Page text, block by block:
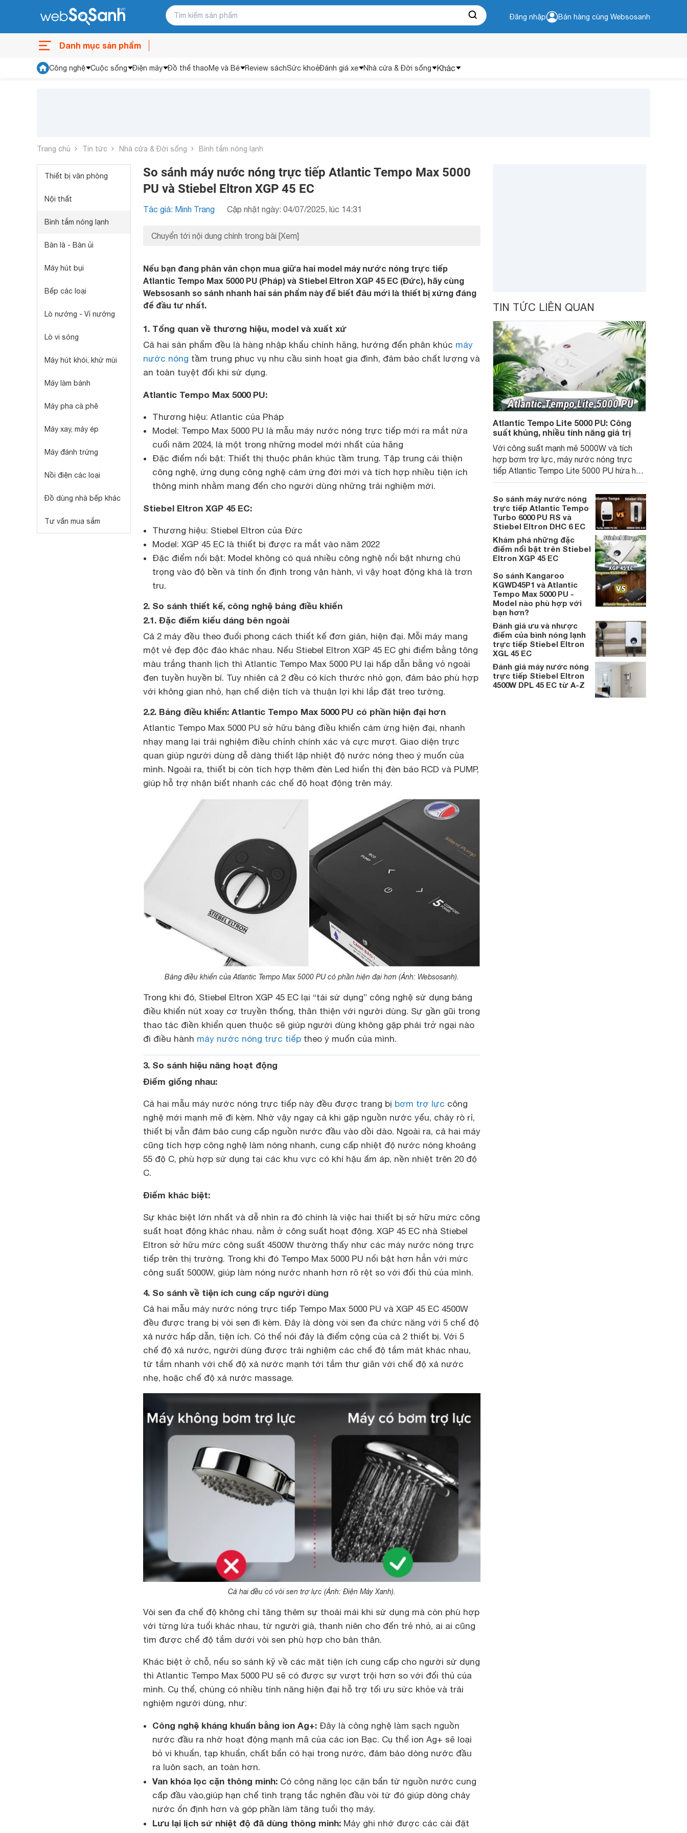
Đăng nhập Bán hàng cùng Websosanh
Danh mục sản phẩm
Công nghệ Cuộc sống Điện máy Đồ thể thaoMẹ và Bé Review sáchSức khoẻĐánh giá xe Nhà cửa & Đời sống Khác
Trang chủ Tin tức Nhà cửa & Đời sống Bình tắm nóng lạnh
Thiết bị văn phòng
Nội thất
Bình tắm nóng lạnh
Bàn là - Bàn ủi
Máy hút bụi
Bếp các loại
Lò nướng - Vỉ nướng
Lò vi sóng
Máy hút khói, khử mùi
Máy làm bánh
Máy pha cà phê
Máy xay, máy ép
Máy đánh trứng
Nồi điện các loại
Đồ dùng nhà bếp khác
Tư vấn mua sắm
So sánh máy nước nóng trực tiếp Atlantic Tempo Max 5000
PU và Stiebel Eltron XGP 45 EC
Tác giả: Minh Trang Cập nhật ngày: 04/07/2025, lúc 14:31
Chuyển tới nội dung chính trong bài [Xem]
Nếu bạn đang phân vân chọn mua giữa hai model máy nước nóng trực tiếp
Atlantic Tempo Max 5000 PU (Pháp) và Stiebel Eltron XGP 45 EC (Đức), hãy cùng
Websosanh so sánh nhanh hai sản phẩm này để biết đâu mới là thiết bị xứng đáng
để đầu tư nhất.
1. Tổng quan về thương hiệu, model và xuất xứ
Cả hai sản phẩm đều là hàng nhập khẩu chính hãng, hướng đến phân khúc máy
nước nóng tầm trung phục vụ nhu cầu sinh hoạt gia đình, đảm bảo chất lượng và
an toàn tuyệt đối khi sử dụng.
Atlantic Tempo Max 5000 PU:
Thương hiệu: Atlantic của Pháp
Model: Tempo Max 5000 PU là mẫu máy nước nóng trực tiếp mới ra mắt nửa
cuối năm 2024, là một trong những model mới nhất của hãng
Đặc điểm nổi bật: Thiết thị thuộc phân khúc tầm trung. Tập trung cải thiện
công nghệ, ứng dụng công nghệ cảm ứng đời mới và tích hợp nhiều tiện ích
thông minh nhằm mang đến cho người dùng những trải nghiệm mới.
Stiebel Eltron XGP 45 EC:
Thương hiệu: Stiebel Eltron của Đức
Model: XGP 45 EC là thiết bị được ra mắt vào năm 2022
Đặc điểm nổi bật: Model không có quá nhiều công nghệ nổi bật nhưng chú
trọng vào độ bền và tính ổn định trong vận hành, vì vậy hoạt động khá là trơn
tru.
2. So sánh thiết kế, công nghệ bảng điều khiển
2.1. Đặc điểm kiểu dáng bên ngoài
Cả 2 máy đều theo đuổi phong cách thiết kế đơn giản, hiện đại. Mỗi máy mang
một vẻ đẹp độc đáo khác nhau. Nếu Stiebel Eltron XGP 45 EC ghi điểm bằng tông
màu trắng thanh lịch thì Atlantic Tempo Max 5000 PU lại hấp dẫn bằng vỏ ngoài
đen tuyền huyền bí. Tuy nhiên cả 2 đều có kích thước nhỏ gọn, đảm bảo phù hợp
với không gian nhỏ, hạn chế diện tích và thuận lợi khi lắp đặt treo tường.
2.2. Bảng điều khiển: Atlantic Tempo Max 5000 PU có phần hiện đại hơn
Atlantic Tempo Max 5000 PU sở hữu bảng điều khiển cảm ứng hiện đại, nhanh
nhạy mang lại trải nghiệm điều chỉnh chính xác và cực mượt. Giao diện trực
quan giúp người dùng dễ dàng thiết lập nhiệt độ nước nóng theo ý muốn của
mình. Ngoài ra, thiết bị còn tích hợp thêm đèn Led hiển thị đèn báo RCD và PUMP,
giúp hỗ trợ nhận biết nhanh các chế độ hoạt động trên máy.
Bảng điều khiển của Atlantic Tempo Max 5000 PU có phần hiện đại hơn (Ảnh: Websosanh).
Trong khi đó, Stiebel Eltron XGP 45 EC lại “tái sử dụng” công nghệ sử dụng bảng
điều khiển nút xoay cơ truyền thống, thân thiện với người dùng. Sự gần gũi trong
thao tác điền khiển quen thuộc sẽ giúp người dùng không gặp phải trở ngại nào
đi điều hành máy nước nóng trực tiếp theo ý muốn của mình.
3. So sánh hiệu năng hoạt động
Điểm giống nhau:
Cả hai mẫu máy nước nóng trực tiếp này đều được trang bị bơm trợ lực công
nghệ mới mạnh mẽ đi kèm. Nhờ vậy ngay cả khi gặp nguồn nước yếu, chảy rò rỉ,
thiết bị vẫn đảm bảo cung cấp nguồn nước đầu vào dồi dào. Ngoài ra, cả hai máy
cũng tích hợp công nghệ làm nóng nhanh, cung cấp nhiệt độ nước nóng khoảng
55 độ C, phù hợp sử dụng tại các khu vực có khí hậu ấm áp, nền nhiệt trên 20 độ
C.
Điểm khác biệt:
Sự khác biệt lớn nhất và dễ nhìn ra đó chính là việc hai thiết bị sở hữu mức công
suất hoạt động khác nhau. nằm ở công suất hoạt động. XGP 45 EC nhà Stiebel
Eltron sở hữu mức công suất 4500W thường thấy như các máy nước nóng trực
tiếp trên thị trường. Trong khi đó Tempo Max 5000 PU nổi bật hơn hẳn với mức
công suất 5000W, giúp làm nóng nước nhanh hơn rõ rệt so với đối thủ của mình.
4. So sánh về tiện ích cung cấp người dùng
Cả hai mẫu máy nước nóng trực tiếp Tempo Max 5000 PU và XGP 45 EC 4500W
đều được trang bị vòi sen đi kèm. Đây là dòng vòi sen đa chức năng với 5 chế độ
xả nước hấp dẫn, tiện ích. Có thể nói đây là điểm cộng của cả 2 thiết bị. Với 5
chế độ xả nước, người dùng được trải nghiệm các chế độ tắm mát khác nhau,
từ tắm nhanh với chế độ xả nước mạnh tới tắm thư giãn với chế độ xả nước
nhẹ, hoặc chế độ xả nước massage.
Cả hai đều có vòi sen trợ lực (Ảnh: Điện Máy Xanh).
Vòi sen đa chế độ không chỉ tăng thêm sự thoải mái khi sử dụng mà còn phù hợp
với từng lứa tuổi khác nhau, từ người già, thanh niên cho đến trẻ nhỏ, ai ai cũng
tìm được chế độ tắm dưới vòi sen phù hợp cho bản thân.
Khác biệt ở chỗ, nếu so sánh kỹ về các mặt tiện ích cung cấp cho người sử dụng
thì Atlantic Tempo Max 5000 PU sẽ có được sự vượt trội hơn so với đối thủ của
mình. Cụ thể, chúng có nhiều tính năng hiện đại hỗ trợ tối ưu sức khỏe và trải
nghiệm người dùng, như:
Công nghệ kháng khuẩn bằng ion Ag+: Đây là công nghệ làm sạch nguồn
nước đầu ra nhờ hoạt động mạnh mã của các ion Bạc. Cụ thể ion Ag+ sẽ loại
bỏ vi khuẩn, tạp khuẩn, chất bẩn có hại trong nước, đảm bảo dòng nước đầu
ra luôn sạch, an toàn hơn.
Van khóa lọc cặn thông minh: Có công năng lọc cặn bẩn từ nguồn nước cung
cấp đầu vào,giúp hạn chế tình trạng tắc nghẽn đầu vòi từ đó giúp dòng chảy
nước ổn định hơn và góp phần làm tăng tuổi thọ máy.
Lưu lại lịch sử nhiệt độ đã dùng thông minh: Máy ghi nhớ được các cài đặt
TIN TỨC LIÊN QUAN
Atlantic Tempo Lite 5000 PU: Công
suất khủng, nhiều tính năng giá trị
Với công suất mạnh mẽ 5000W và tích
hợp bơm trợ lực, máy nước nóng trực
tiếp Atlantic Tempo Lite 5000 PU hứa hẹn
mang đến trải nghiệm tắm nước nóng
nhanh chóng, ổn định, đặc biệt phù hợp
cho những gia đình có nguồn nước yếu.
So sánh máy nước nóng
trực tiếp Atlantic Tempo
Turbo 6000 PU RS và
Stiebel Eltron DHC 6 EC
Khám phá những đặc
điểm nổi bật trên Stiebel
Eltron XGP 45 EC
So sánh Kangaroo
KGWD45P1 và Atlantic
Tempo Max 5000 PU -
Model nào phù hợp với
bạn hơn?
Đánh giá ưu và nhược
điểm của bình nóng lạnh
trực tiếp Stiebel Eltron
XGL 45 EC
Đánh giá máy nước nóng
trực tiếp Stiebel Eltron
4500W DPL 45 EC từ A-Z